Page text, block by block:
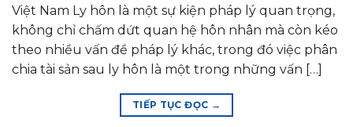
Việt Nam Ly hôn là một sự kiện pháp lý quan trọng,
không chỉ chấm dứt quan hệ hôn nhân mà còn kéo
theo nhiều vấn đề pháp lý khác, trong đó việc phân
chia tài sản sau ly hôn là một trong những vấn […]
TIẾP TỤC ĐỌC →